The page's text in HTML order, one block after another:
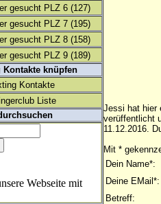
gesucht PLZ 6 (127)
gesucht PLZ 7 (195)
gesucht PLZ 8 (158)
gesucht PLZ 9 (189)
Kontakte knüpfen
Kontakte
Liste
Webseite mit
Jessi hat hier
verüffentlicht
11.12.2016.
Mit *
Dein Name*:
Deine EMail*:
Betreff: